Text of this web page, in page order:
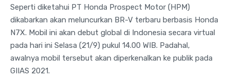
Seperti diketahui PT Honda Prospect Motor (HPM)
dikabarkan akan meluncurkan BR-V terbaru berbasis Honda
N7X. Mobil ini akan debut global di Indonesia secara virtual
pada hari ini Selasa (21/9) pukul 14.00 WIB. Padahal,
awalnya mobil tersebut akan diperkenalkan ke publik pada
GIIAS 2021.